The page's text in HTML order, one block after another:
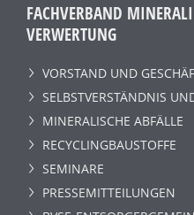
FACHVERBAND
VERWERTUNG
VORSTAND UND
SELBSTVERSTÄNDNIS
MINERALISCHE ABFÄLLE
RECYCLINGBAUSTOFFE
SEMINARE
PRESSEMITTEILUNGEN